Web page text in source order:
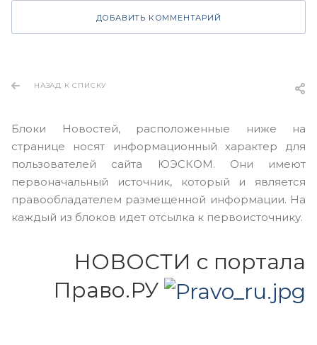
ДОБАВИТЬ КОММЕНТАРИЙ
НАЗАД К СПИСКУ
Блоки Новостей, расположенные ниже на
странице носят информационный характер для
пользователей сайта ЮЭСКОМ. Они имеют
первоначальный источник, который и является
правообладателем размещенной информации. На
каждый из блоков идет отсылка к первоисточнику.
НОВОСТИ с портала
Право.РУ